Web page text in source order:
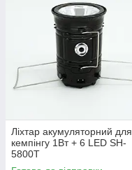
Ліхтар акумуляторний для
кемпінгу 1Вт + 6 LED SH-
5800T